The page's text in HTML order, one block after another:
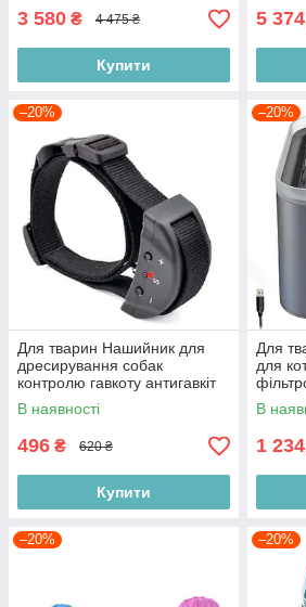
3 580 ₴ 4 475 ₴
Купити
5
–20%
Для тварин Нашийник для
дресирування собак
контролю гавкоту антигавкіт
ремінець із регульованою
довжиною Польща
В наявності
496 ₴ 620 ₴
Купити
–20%
Для
для
В
1
–20% –20%